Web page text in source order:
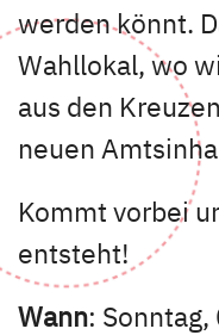
werden könnt.
Wahllokal, wo
aus den
neuen
Kommt vorbei
entsteht!
Wann: